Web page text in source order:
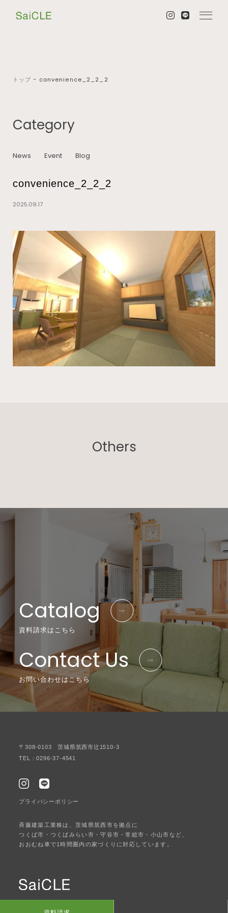
トップ − convenience_2_2_2
Category
News Event Blog
convenience_2_2_2
2025.09.17
Others
Catalog
資料請求はこちら
Contact Us
お問い合わせはこちら
〒308-0103 茨城県筑西市辻1510-3
TEL：0296-37-4541
プライバシーポリシー
斉藤建築工業株は、茨城県筑西市を拠点に
つくば市・つくばみらい市・守谷市・常総市・小山市など、
おおむね車で1時間圏内の家づくりに対応しています。
© SaiCLE. All Rights Reserved.